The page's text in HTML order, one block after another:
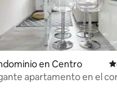
4.95 de 5; 169
en Centro
apartamento en el